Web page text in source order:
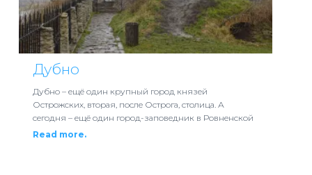
Дубно
Дубно – ещё один крупный город князей
Острожских, вторая, после Острога, столица. А
сегодня – ещё один город-заповедник в Ровненской
Read more.